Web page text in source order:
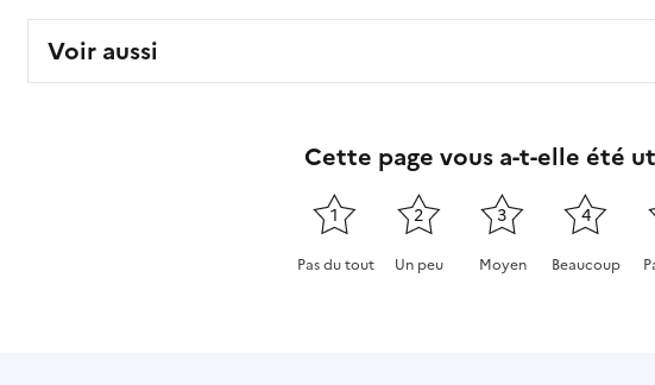
Voir aussi
Cette page vous a-t-elle été
1
Pas du tout
2
Un peu
3
Moyen
4
Beaucoup